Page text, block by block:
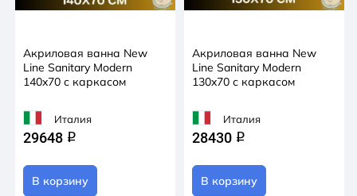
Акриловая ванна New
Line Sanitary Modern
140x70 с каркасом
Италия
29648 q
В корзину
Акриловая ванна New
Line Sanitary Modern
130x70 с каркасом
Италия
28430 q
В корзину